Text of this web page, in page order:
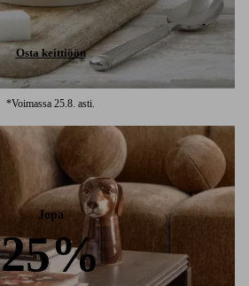
Osta keittiöön
*Voimassa 25.8. asti.
Jopa
25%